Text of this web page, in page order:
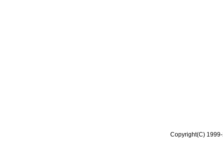
Copyright(C)